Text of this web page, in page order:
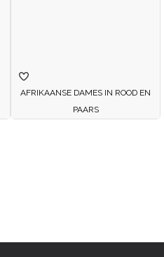
AFRIKAANSE DAMES IN ROOD EN
PAARS